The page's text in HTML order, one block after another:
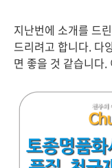
지난번에 소개를 드
드리려고 합니다. 다
면 좋을 것 같습니다